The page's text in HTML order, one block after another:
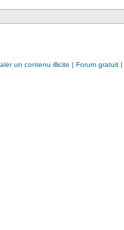
un contenu illicite | Forum gratuit|